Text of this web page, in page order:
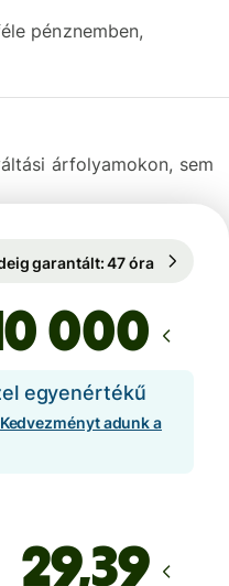
pénznemben,
árfolyamokon, sem
garantált: 47 óra
egyenértékű
Kedvezményt adunk a